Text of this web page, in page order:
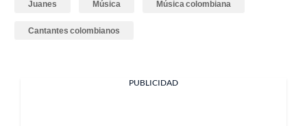
Juanes Música Música colombiana
Cantantes colombianos
PUBLICIDAD